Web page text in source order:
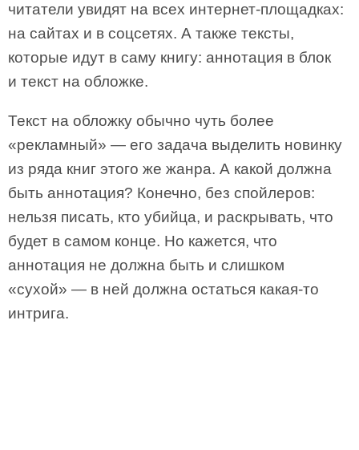
читатели увидят на всех интернет-площадках:
на сайтах и в соцсетях. А также тексты,
которые идут в саму книгу: аннотация в блок
и текст на обложке.
Текст на обложку обычно чуть более
«рекламный» — его задача выделить новинку
из ряда книг этого же жанра. А какой должна
быть аннотация? Конечно, без спойлеров:
нельзя писать, кто убийца, и раскрывать, что
будет в самом конце. Но кажется, что
аннотация не должна быть и слишком
«сухой» — в ней должна остаться какая-то
интрига.